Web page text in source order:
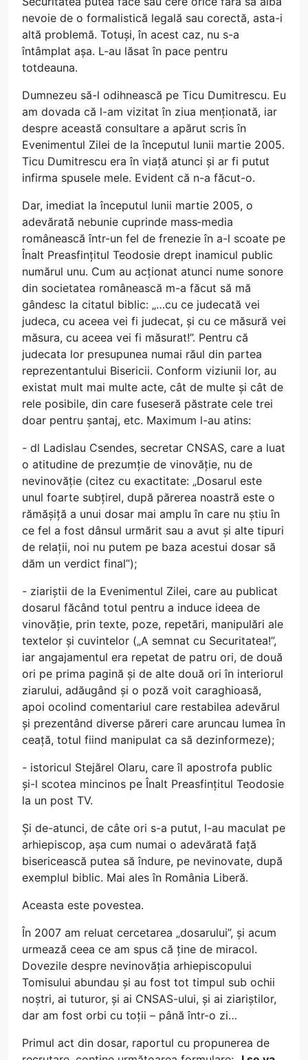
nevoie de o formalistică legală sau corectă, asta-i
altă problemă. Totuși, în acest caz, nu s-a
întâmplat așa. L-au lăsat în pace pentru
totdeauna.
Dumnezeu să-l odihnească pe Ticu Dumitrescu. Eu
am dovada că l-am vizitat în ziua menționată, iar
despre această consultare a apărut scris în
Evenimentul Zilei de la începutul lunii martie 2005.
Ticu Dumitrescu era în viață atunci și ar fi putut
infirma spusele mele. Evident că n-a făcut-o.
Dar, imediat la începutul lunii martie 2005, o
adevărată nebunie cuprinde mass‑media
românească într-un fel de frenezie în a-l scoate pe
Înalt Preasfințitul Teodosie drept inamicul public
numărul unu. Cum au acționat atunci nume sonore
din societatea românească m-a făcut să mă
gândesc la citatul biblic: „…cu ce judecată vei
judeca, cu aceea vei fi judecat, și cu ce măsură vei
măsura, cu aceea vei fi măsurat!”. Pentru că
judecata lor presupunea numai răul din partea
reprezentantului Bisericii. Conform viziunii lor, au
existat mult mai multe acte, cât de multe și cât de
rele posibile, din care fuseseră păstrate cele trei
doar pentru șantaj, etc. Maximum l-au atins:
- dl Ladislau Csendes, secretar CNSAS, care a luat
o atitudine de prezumție de vinovăție, nu de
nevinovăție (citez cu exactitate: „Dosarul este
unul foarte subțirel, după părerea noastră este o
rămășiță a unui dosar mai amplu în care nu știu în
ce fel a fost dânsul urmărit sau a avut și alte tipuri
de relații, noi nu putem pe baza acestui dosar să
dăm un verdict final”);
- ziariștii de la Evenimentul Zilei, care au publicat
dosarul făcând totul pentru a induce ideea de
vinovăție, prin texte, poze, repetări, manipulări ale
textelor și cuvintelor („A semnat cu Securitatea!”,
iar angajamentul era repetat de patru ori, de două
ori pe prima pagină și de alte două ori în interiorul
ziarului, adăugând și o poză voit caraghioasă,
apoi ocolind comentariul care restabilea adevărul
și prezentând diverse păreri care aruncau lumea în
ceață, totul fiind manipulat ca să dezinformeze);
- istoricul Stejărel Olaru, care îl apostrofa public
și-l scotea mincinos pe Înalt Preasfințitul Teodosie
la un post TV.
Și de-atunci, de câte ori s-a putut, l-au maculat pe
arhiepiscop, așa cum numai o adevărată față
bisericească putea să îndure, pe nevinovate, după
exemplul biblic. Mai ales în România Liberă.
Aceasta este povestea.
În 2007 am reluat cercetarea „dosarului”, și acum
urmează ceea ce am spus că ține de miracol.
Dovezile despre nevinovăția arhiepiscopului
Tomisului abundau și au fost tot timpul sub ochii
noștri, ai tuturor, și ai CNSAS-ului, și ai ziariștilor,
dar am fost orbi cu toții – până într-o zi…
Primul act din dosar, raportul cu propunerea de